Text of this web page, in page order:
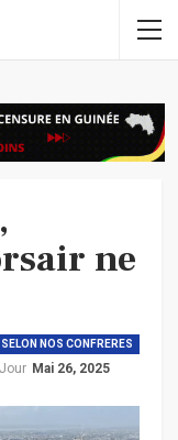
ne
SELON NOS CONFRERES
Mai 26, 2025